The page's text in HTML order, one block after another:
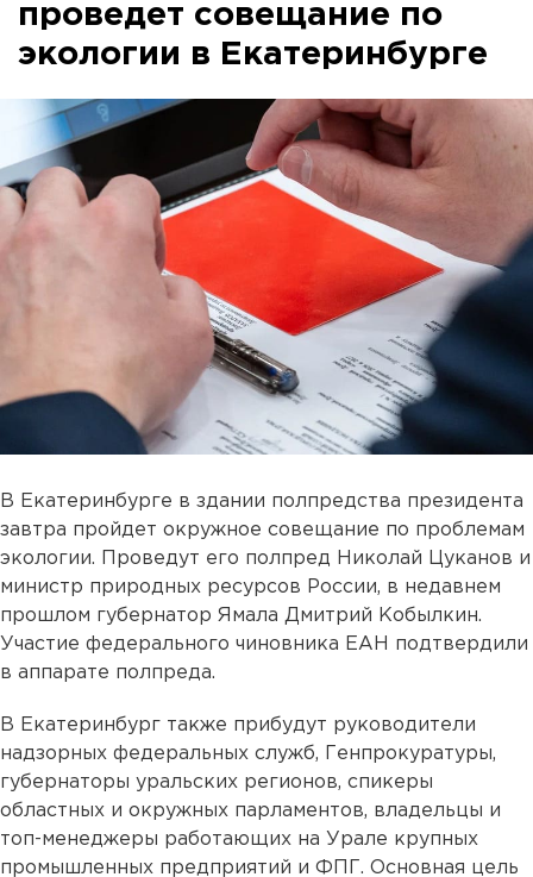
проведет совещание по
экологии в Екатеринбурге
В Екатеринбурге в здании полпредства президента
завтра пройдет окружное совещание по проблемам
экологии. Проведут его полпред Николай Цуканов и
министр природных ресурсов России, в недавнем
прошлом губернатор Ямала Дмитрий Кобылкин.
Участие федерального чиновника ЕАН подтвердили
в аппарате полпреда.
В Екатеринбург также прибудут руководители
надзорных федеральных служб, Генпрокуратуры,
губернаторы уральских регионов, спикеры
областных и окружных парламентов, владельцы и
топ-менеджеры работающих на Урале крупных
промышленных предприятий и ФПГ. Основная цель